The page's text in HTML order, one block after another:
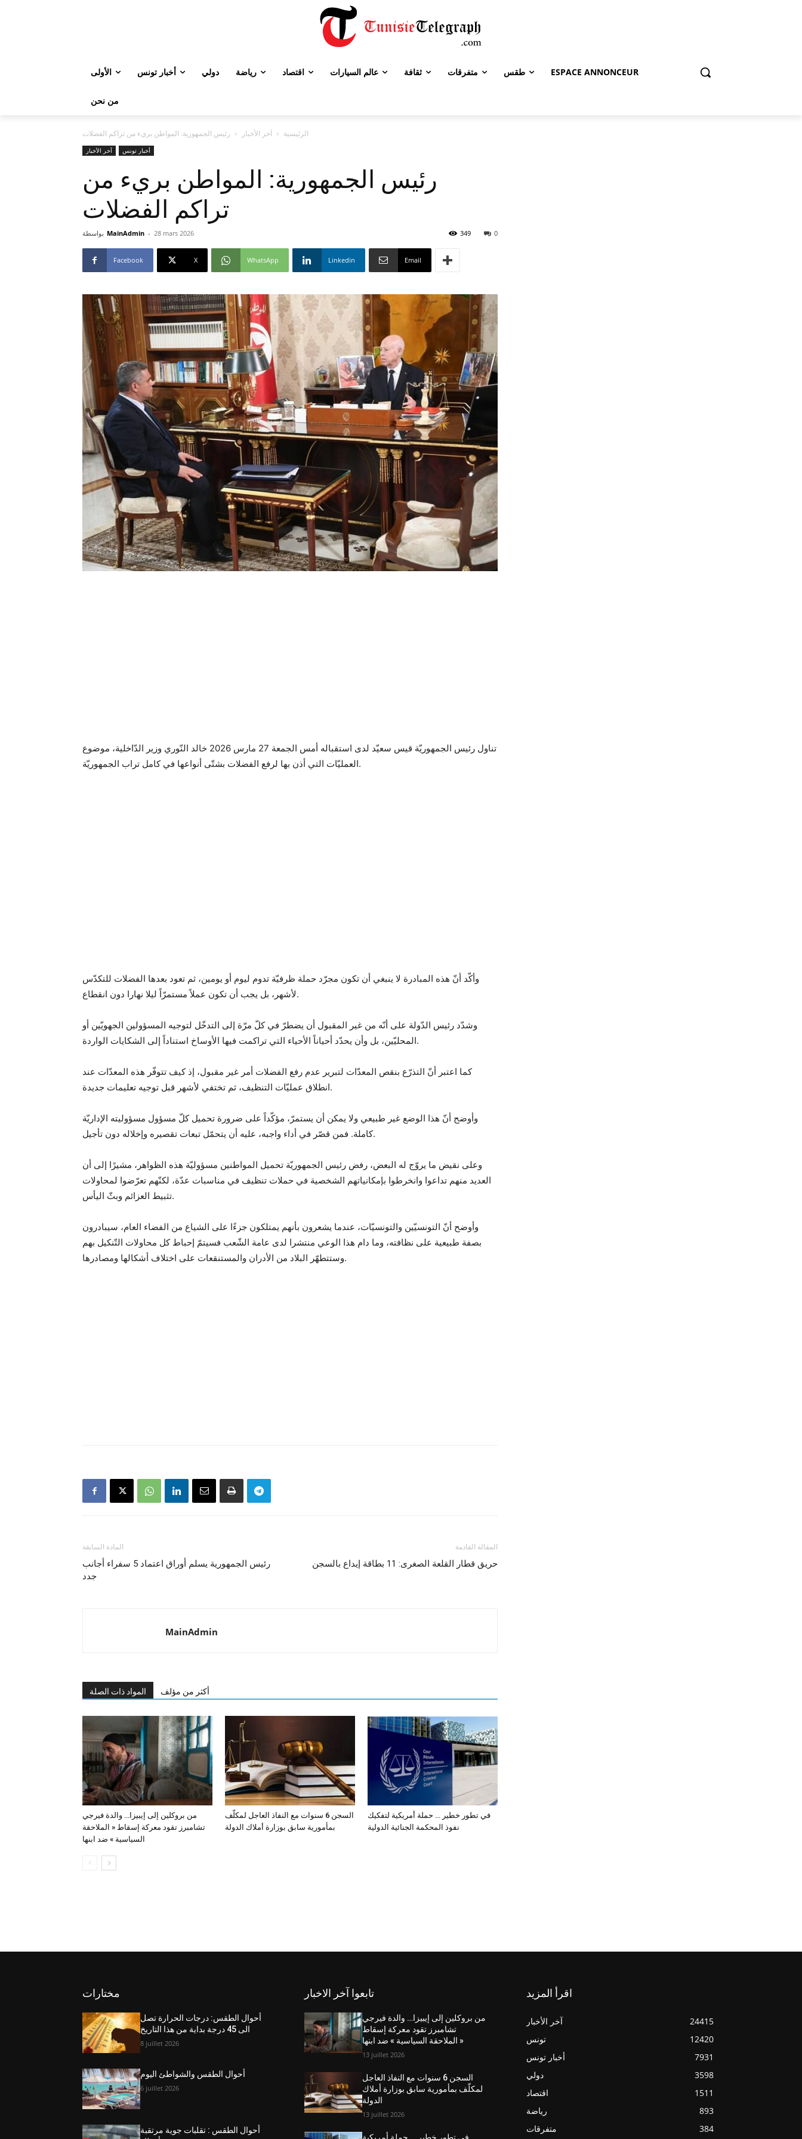
الأولى أخبار تونس دولي رياضة اقتصاد عالم السيارات ثقافة متفرقات طقس ESPACE ANNONCEUR
من نحن
الرئيسية آخر الأخبار رئيس الجمهورية: المواطن بريء من تراكم الفضلات
آخر الأخبار أخبار تونس
رئيس الجمهورية: المواطن بريء من
تراكم الفضلات
بواسطة MainAdmin - 28 mars 2026 0
349
Facebook X WhatsApp Linkedin Email
تناول رئيس الجمهوريّة قيس سعيّد لدى استقباله أمس الجمعة 27 مارس 2026 خالد النّوري وزير الدّاخلية، موضوع
العمليّات التي أذن بها لرفع الفضلات بشتّى أنواعها في كامل تراب الجمهوريّة.
وأكّد أنّ هذه المبادرة لا ينبغي أن تكون مجرّد حملة ظرفيّة تدوم ليوم أو يومين، ثم تعود بعدها الفضلات للتكدّس
لأشهر، بل يجب أن تكون عملاً مستمرّاً ليلا نهارا دون انقطاع.
وشدّد رئيس الدّولة على أنّه من غير المقبول أن يضطرّ في كلّ مرّة إلى التدخّل لتوجيه المسؤولين الجهويّين أو
المحليّين، بل وأن يحدّد أحياناً الأحياء التي تراكمت فيها الأوساخ استناداً إلى الشكايات الواردة.
كما اعتبر أنّ التذرّع بنقص المعدّات لتبرير عدم رفع الفضلات أمر غير مقبول، إذ كيف تتوفّر هذه المعدّات عند
انطلاق عمليّات التنظيف، ثم تختفي لأشهر قبل توجيه تعليمات جديدة.
وأوضح أنّ هذا الوضع غير طبيعي ولا يمكن أن يستمرّ، مؤكّداً على ضرورة تحميل كلّ مسؤول مسؤوليته الإداريّة
كاملة. فمن قصّر في أداء واجبه، عليه أن يتحمّل تبعات تقصيره وإخلاله دون تأجيل.
وعلى نقيض ما يروّج له البعض، رفض رئيس الجمهوريّة تحميل المواطنين مسؤوليّة هذه الظواهر، مشيرًا إلى أن
العديد منهم تداعوا وانخرطوا بإمكانياتهم الشخصية في حملات تنظيف في مناسبات عدّة، لكنّهم تعرّضوا لمحاولات
تثبيط العزائم وبثّ اليأس.
وأوضح أنّ التونسيّين والتونسيّات، عندما يشعرون بأنهم يمتلكون جزءًا على الشياع من الفضاء العام، سيبادرون
بصفة طبيعية على نظافته، وما دام هذا الوعي منتشرا لدى عامة الشّعب فسيتمّ إحباط كل محاولات التّنكيل بهم
وستتطهّر البلاد من الأدران والمستنقعات على اختلاف أشكالها ومصادرها.
المادة السابقة
رئيس الجمهورية يسلم أوراق اعتماد 5 سفراء أجانب
جدد
المقالة القادمة
حريق قطار القلعة الصغرى: 11 بطاقة إيداع بالسجن
MainAdmin
المواد ذات الصلة أكثر من مؤلف
من بروكلين إلى إيبيزا… والدة فيرجي
تشامبرز تقود معركة إسقاط « الملاحقة
السياسية » ضد ابنها
السجن 6 سنوات مع النفاذ العاجل لمكلّف
بمأمورية سابق بوزارة أملاك الدولة
في تطور خطير … حملة أمريكية لتفكيك
نفوذ المحكمة الجنائية الدولية
مختارات
أحوال الطقس: درجات الحرارة تصل
الى 45 درجة بداية من هذا التاريخ
8 juillet 2026
أحوال الطقس والشواطئ اليوم
6 juillet 2026
أحوال الطقس : تقلبات جوية مرتقبة
تابعوا آخر الاخبار
من بروكلين إلى إيبيزا… والدة فيرجي
تشامبرز تقود معركة إسقاط
« الملاحقة السياسية » ضد ابنها
13 juillet 2026
السجن 6 سنوات مع النفاذ العاجل
لمكلّف بمأمورية سابق بوزارة أملاك
الدولة
13 juillet 2026
اقرأ المزيد
آخر الأخبار
24415
تونس
12420
أخبار تونس
7931
دولي
3598
اقتصاد
1511
رياضة
893
متفرقات
384